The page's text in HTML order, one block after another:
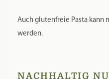
Auch glutenfreie Pasta kann
werden.
NACHHALTIG